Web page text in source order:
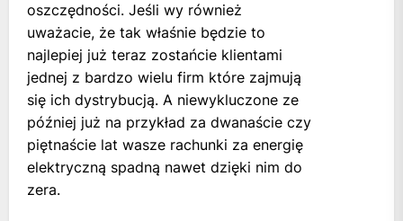
oszczędności. Jeśli wy również
uważacie, że tak właśnie będzie to
najlepiej już teraz zostańcie klientami
jednej z bardzo wielu firm które zajmują
się ich dystrybucją. A niewykluczone ze
później już na przykład za dwanaście czy
piętnaście lat wasze rachunki za energię
elektryczną spadną nawet dzięki nim do
zera.